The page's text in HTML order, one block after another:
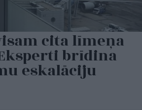
cita līmeņa
brīdina
eskalāciju